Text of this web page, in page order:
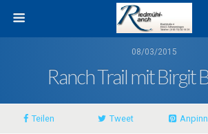
08/03/2015
Ranch Trail mit Birgit
Teilen Tweet